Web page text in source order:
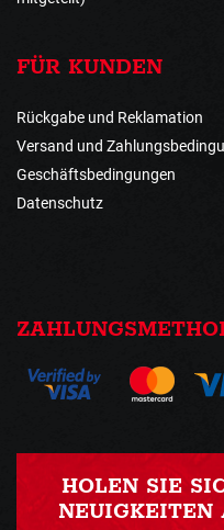
FÜR KUNDEN
Rückgabe und Reklamation
Versand und
Geschäftsbedingungen
Datenschutz
HOLEN SIE
NEUIGKEITEN